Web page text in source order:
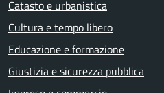
Catasto e urbanistica
Cultura e tempo libero
Educazione e formazione
Giustizia e sicurezza pubblica